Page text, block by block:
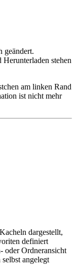
geändert.
stehen
am linken Rand
ist nicht mehr
dargestellt,
definiert
oder Ordneransicht
angelegt